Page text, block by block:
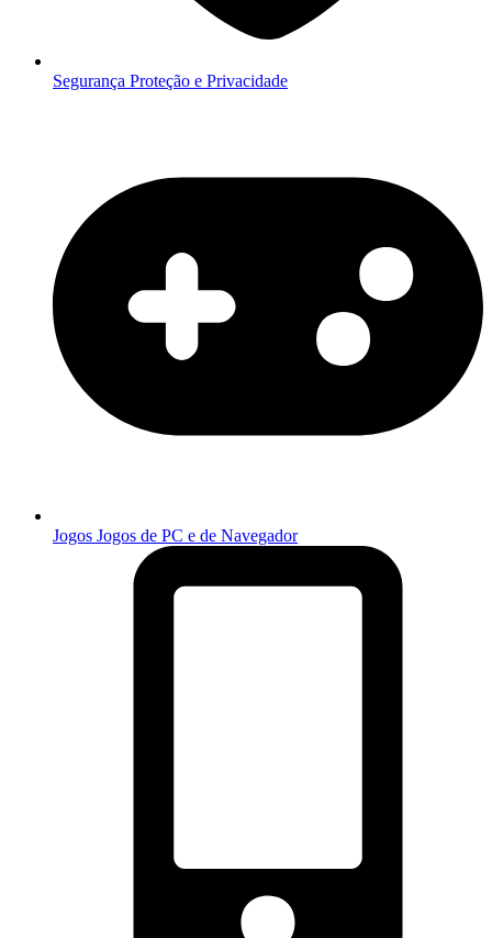
Segurança Proteção e Privacidade
Jogos Jogos de PC e de Navegador